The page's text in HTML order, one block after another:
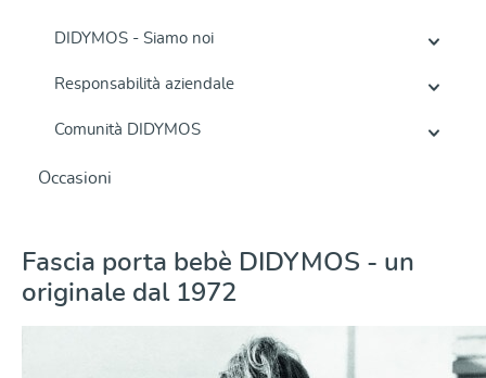
DIDYMOS - Siamo noi
Responsabilità aziendale
Comunità DIDYMOS
Occasioni
Fascia porta bebè DIDYMOS - un
originale dal 1972